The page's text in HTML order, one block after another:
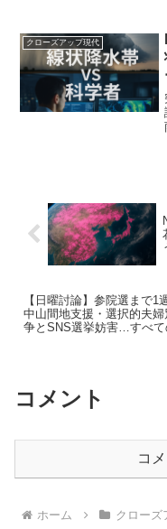
クローズアップ現代
【日曜討論】参院選まで1
中山間地支援・選択的夫
争とSNS選挙妨害…すべて
コメント
コ
ホーム クローズ